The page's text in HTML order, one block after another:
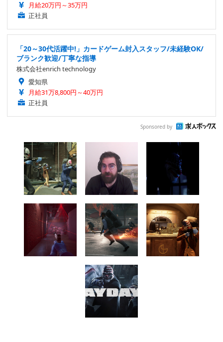
月給20万円～35万円
正社員
「20～30代活躍中!」カードゲーム封入スタッフ/未経験OK/
ブランク歓迎/丁寧な指導
株式会社enrich technology
愛知県
月給31万8,800円～40万円
正社員
Sponsored by